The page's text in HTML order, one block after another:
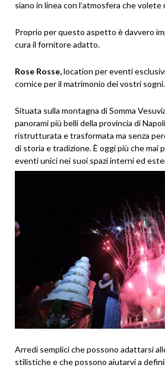
siano in linea con l’atmosfera che volete
Proprio per questo aspetto è davvero
cura il fornitore adatto.
Rose Rosse,location per eventi
cornice per il matrimonio dei vostri sogni.
Situata sulla montagna di Somma
panorami più belli della provincia di
ristrutturata e trasformata ma senza
di storia e tradizione. È oggi più che mai
eventi unici nei suoi spazi interni ed
Arredi semplici che possono adattarsi
stilistiche e che possono aiutarvi a